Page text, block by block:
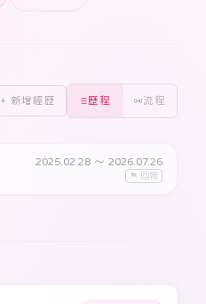
+ 新增經歷 歷程 流程
2025.02.28 〜 2026.07.26
⚑ 回報